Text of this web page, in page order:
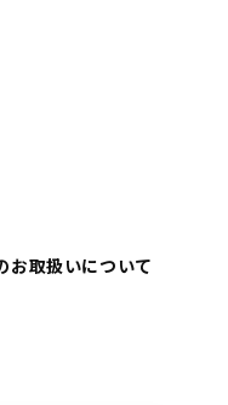
ク
お取扱いについて